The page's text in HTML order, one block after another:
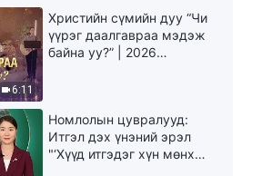
Эшлэл 203
Өдөр тутмын Бурханы үг:
Бурханы ажлыг мэдэх нь |
Эшлэл 204
6:11
Христийн сүмийн дуу “Чи
үүрэг даалгавраа мэдэж
байна уу?” | 2026
Номлолын цувралууд:
Итгэл дэх үнэний эрэл
"‘Хүүд итгэдэг хүн мөнх